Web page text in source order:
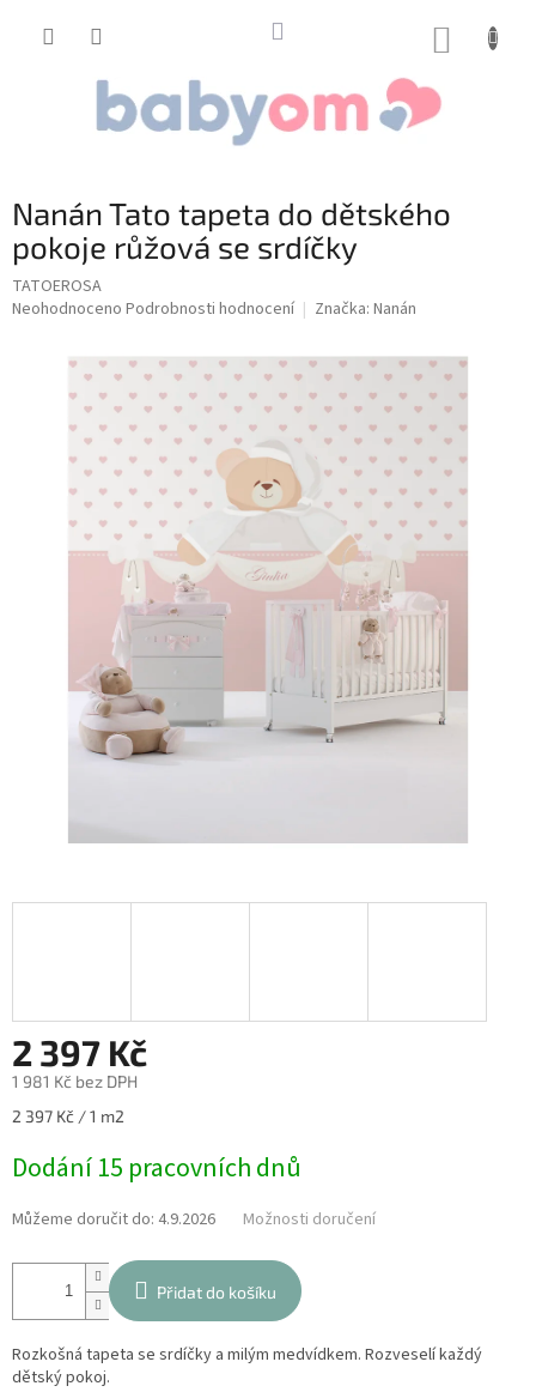
Nanán Tato tapeta do dětského
pokoje růžová se srdíčky
TATOEROSA
Průměrné
produktu
hvězdiček.
Neohodnoceno Podrobnosti hodnocení Značka: Nanán
2 397 Kč
1 981 Kč bez DPH
Měrná
2 397 Kč / 1 m2
Dodání 15 pracovních dnů
Můžeme doručit do: 4.9.2026 Možnosti doručení
Přidat do košíku
Rozkošná tapeta se srdíčky a milým medvídkem. Rozveselí každý
dětský pokoj.